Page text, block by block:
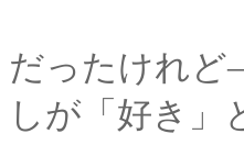
剣心の言
だったけれ
しが「好き」